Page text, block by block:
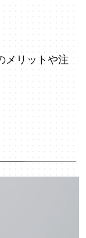
メリットや注